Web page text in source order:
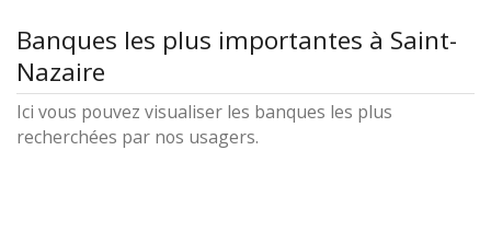
Banques les plus importantes à Saint-
Nazaire
Ici vous pouvez visualiser les banques les plus
recherchées par nos usagers.